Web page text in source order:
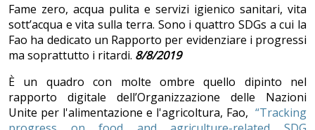
Fame zero, acqua pulita e servizi igienico sanitari, vita
sott’acqua e vita sulla terra. Sono i quattro SDGs a cui la
Fao ha dedicato un Rapporto per evidenziare i progressi
ma soprattutto i ritardi. 8/8/2019
È un quadro con molte ombre quello dipinto nel
rapporto digitale dell’Organizzazione delle Nazioni
Unite per l'alimentazione e l'agricoltura, Fao, “Tracking